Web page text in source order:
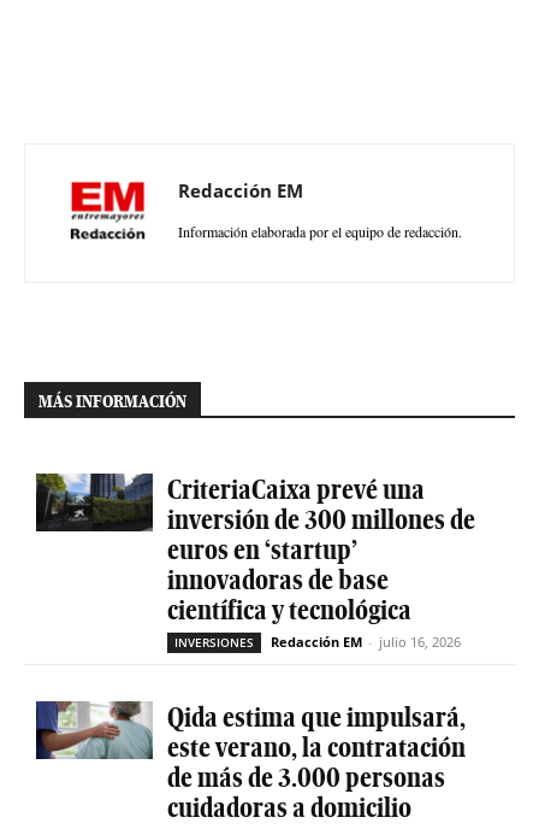
Redacción EM
Información elaborada por el equipo de redacción.
MÁS INFORMACIÓN
CriteriaCaixa prevé una
inversión de 300 millones de
euros en ‘startup’
innovadoras de base
científica y tecnológica
INVERSIONES Redacción EM - julio 16, 2026
Qida estima que impulsará,
este verano, la contratación
de más de 3.000 personas
cuidadoras a domicilio